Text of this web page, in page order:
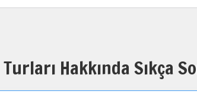
Hakkında Sıkça